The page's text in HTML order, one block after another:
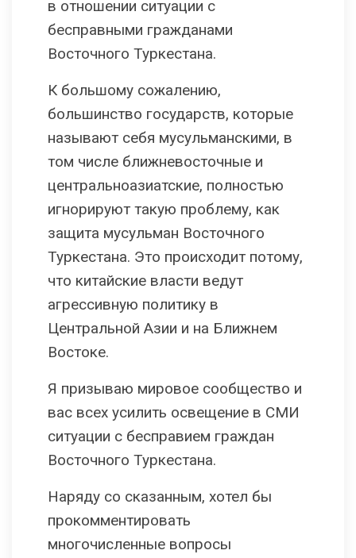
в отношении ситуации с
бесправными гражданами
Восточного Туркестана.
К большому сожалению,
большинство государств, которые
называют себя мусульманскими, в
том числе ближневосточные и
центральноазиатские, полностью
игнорируют такую проблему, как
защита мусульман Восточного
Туркестана. Это происходит потому,
что китайские власти ведут
агрессивную политику в
Центральной Азии и на Ближнем
Востоке.
Я призываю мировое сообщество и
вас всех усилить освещение в СМИ
ситуации с бесправием граждан
Восточного Туркестана.
Наряду со сказанным, хотел бы
прокомментировать
многочисленные вопросы